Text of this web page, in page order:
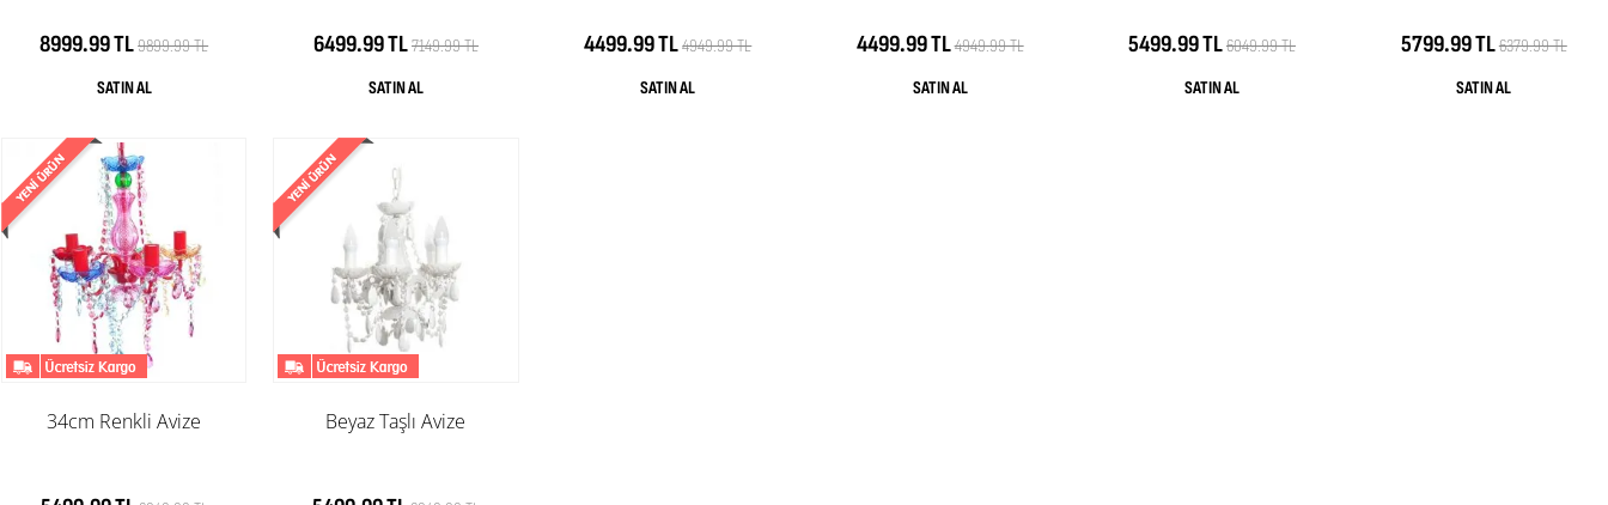
8999.99 TL9899.99 TL 6499.99 TL7149.99 TL 4499.99 TL4949.99 TL 4499.99 TL4949.99 TL 5499.99 TL6049.99 TL 5799.99 TL6379.99 TL
34cm Renkli Avize Beyaz Taşlı Avize